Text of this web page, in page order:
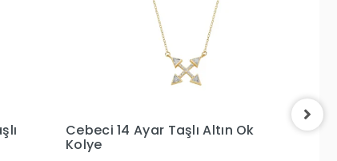
Cebeci 14 Ayar Su Yolu Altın
Kolye